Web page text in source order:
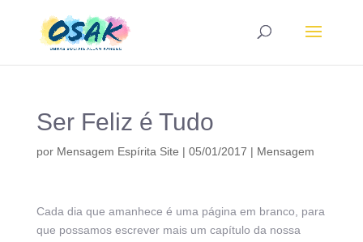
Ser Feliz é Tudo
por Mensagem Espírita Site | 05/01/2017 | Mensagem
Cada dia que amanhece é uma página em branco, para
que possamos escrever mais um capítulo da nossa